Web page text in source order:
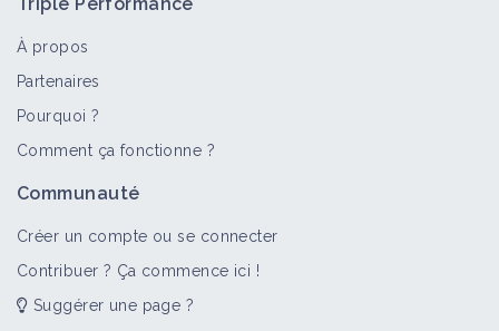
Triple Performance
À propos
Partenaires
Pourquoi ?
Comment ça fonctionne ?
Communauté
Créer un compte ou se connecter
Contribuer ? Ça commence ici !
Suggérer une page ?